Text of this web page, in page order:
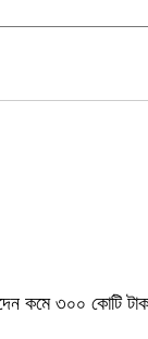
কমে ৩০০ কোটি